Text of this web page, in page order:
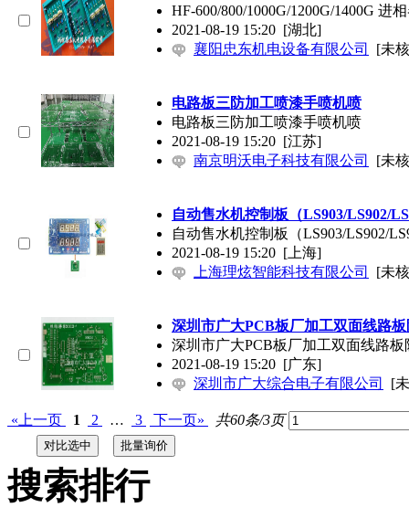
HF-600/800/1000G/1200G/1400G 进
2021-08-19 15:20 [湖北]
襄阳忠东机电设备有限公司
[未
电路板三防加工喷漆手喷机喷
电路板三防加工喷漆手喷机喷
2021-08-19 15:20 [江苏]
南京明沃电子科技有限公司
[未
自动售水机控制板（LS903/LS902/
自动售水机控制板（LS903/LS902/
2021-08-19 15:20 [上海]
上海理炫智能科技有限公司
[未
深圳市广大PCB板厂加工双面线路
深圳市广大PCB板厂加工双面线路
2021-08-19 15:20 [广东]
深圳市广大综合电子有限公司
[
«上一页 1 2 … 3 下一页» 共60条/3页
搜索排行